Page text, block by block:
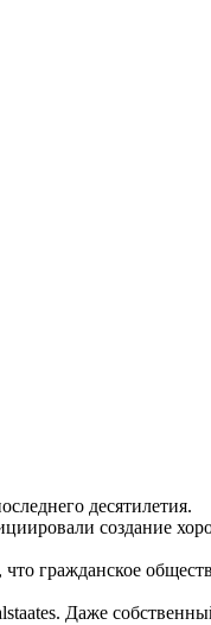
десятилетия.
создание
гражданское
Даже